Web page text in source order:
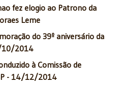
fez elogio ao Patrono da
Leme
do 39º aniversário da
10/2014
à Comissão de
- 14/12/2014